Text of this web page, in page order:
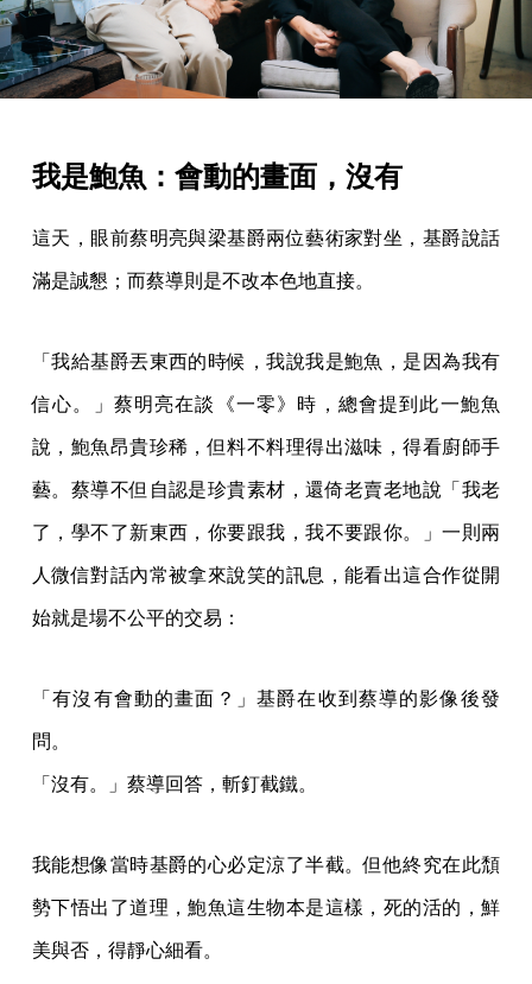
我是鮑魚：會動的畫面，沒有
這天，眼前蔡明亮與梁基爵兩位藝術家對坐，基爵說話
滿是誠懇；而蔡導則是不改本色地直接。
「我給基爵丟東西的時候，我說我是鮑魚，是因為我有
信心。」蔡明亮在談《一零》時，總會提到此一鮑魚
說，鮑魚昂貴珍稀，但料不料理得出滋味，得看廚師手
藝。蔡導不但自認是珍貴素材，還倚老賣老地說「我老
了，學不了新東西，你要跟我，我不要跟你。」一則兩
人微信對話內常被拿來說笑的訊息，能看出這合作從開
始就是場不公平的交易：
「有沒有會動的畫面？」基爵在收到蔡導的影像後發
問。
「沒有。」蔡導回答，斬釘截鐵。
我能想像當時基爵的心必定涼了半截。但他終究在此頹
勢下悟出了道理，鮑魚這生物本是這樣，死的活的，鮮
美與否，得靜心細看。